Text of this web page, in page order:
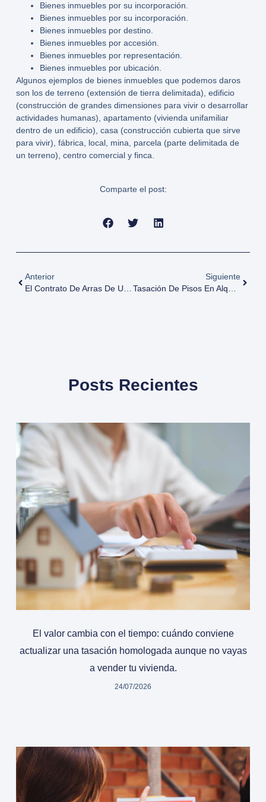
Bienes inmuebles por su incorporación.
Bienes inmuebles por su incorporación.
Bienes inmuebles por destino.
Bienes inmuebles por accesión.
Bienes inmuebles por representación.
Bienes inmuebles por ubicación.
Algunos ejemplos de bienes inmuebles que podemos daros
son los de terreno (extensión de tierra delimitada), edificio
(construcción de grandes dimensiones para vivir o desarrollar
actividades humanas), apartamento (vivienda unifamiliar
dentro de un edificio), casa (construcción cubierta que sirve
para vivir), fábrica, local, mina, parcela (parte delimitada de
un terreno), centro comercial y finca.
Comparte el post:
Anterior
El Contrato De Arras De Una Vivienda: ¿Qué Es?
Siguiente
Tasación De Pisos En Alquiler: ¿Afecta Tener Un Inquilino?
Posts Recientes
El valor cambia con el tiempo: cuándo conviene
actualizar una tasación homologada aunque no vayas
a vender tu vivienda.
24/07/2026